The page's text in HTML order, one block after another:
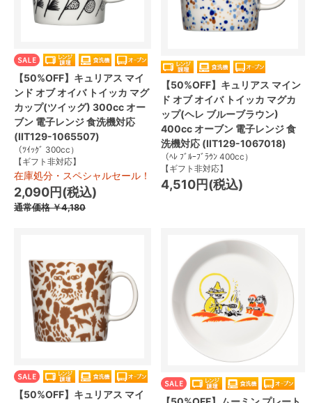
【50%OFF】キュリアス マイ
ンド オブ オイバ トイッカ マグ
カップ(ツイッグ) 300cc オー
ブン 電子レンジ 食洗機対応
(IIT129-1065507)
（ﾂｲｯｸﾞ 300cc）
【ギフト非対応】
在庫処分・スペシャルセール！
2,090円(税込)
通常価格￥4,180
【50%OFF】キュリアス マイン
ド オブ オイバ トイッカ マグカ
ップ(ヘレ ブルーブラウン)
400cc オーブン 電子レンジ 食
洗機対応 (IIT129-1067018)
（ﾍﾚ ﾌﾞﾙｰﾌﾞﾗｳﾝ 400cc）
【ギフト非対応】
4,510円(税込)
【50%OFF】キュリアス マイ